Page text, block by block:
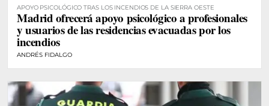
APOYO PSICOLÓGICO TRAS LOS INCENDIOS DE LA SIERRA OESTE
Madrid ofrecerá apoyo psicológico a profesionales
y usuarios de las residencias evacuadas por los
incendios
ANDRÉS FIDALGO